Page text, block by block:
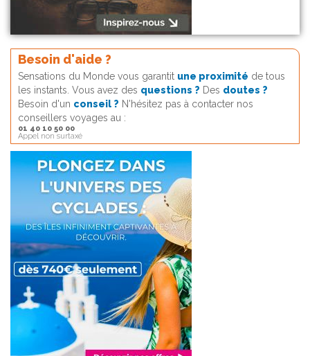
Besoin d'aide ?
Sensations du Monde vous garantit une proximité de tous
les instants. Vous avez des questions ? Des doutes ?
Besoin d'un conseil ? N'hésitez pas à contacter nos
conseillers voyages au :
01 40 10 50 00
Appel non surtaxé